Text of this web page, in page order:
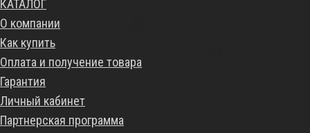
КАТАЛОГ
О компании
Как купить
Оплата и получение товара
Гарантия
Личный кабинет
Партнерская программа